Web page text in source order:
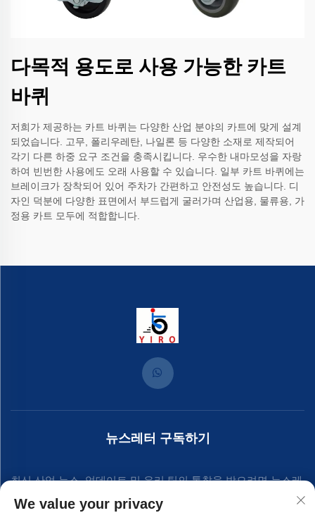
다목적 용도로 사용 가능한 카트
바퀴
저희가 제공하는 카트 바퀴는 다양한 산업 분야의 카트에 맞게 설계
되었습니다. 고무, 폴리우레탄, 나일론 등 다양한 소재로 제작되어
각기 다른 하중 요구 조건을 충족시킵니다. 우수한 내마모성을 자랑
하여 빈번한 사용에도 오래 사용할 수 있습니다. 일부 카트 바퀴에는
브레이크가 장착되어 있어 주차가 간편하고 안전성도 높습니다. 디
자인 덕분에 다양한 표면에서 부드럽게 굴러가며 산업용, 물류용, 가
정용 카트 모두에 적합합니다.
뉴스레터 구독하기
최신 산업 뉴스, 업데이트 및 우리 팀의 통찰을 받으려면 뉴스레
터에 가입하세요.
We value your privacy